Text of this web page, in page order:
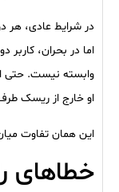
در شرایط عادی، هر
اما در بحران،
وابسته نیست. حتی
او خارج از ریسک
این همان تفاوت
خطاهای